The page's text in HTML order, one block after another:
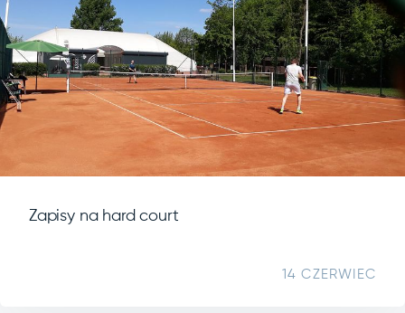
Zapisy na hard court
14 CZERWIEC